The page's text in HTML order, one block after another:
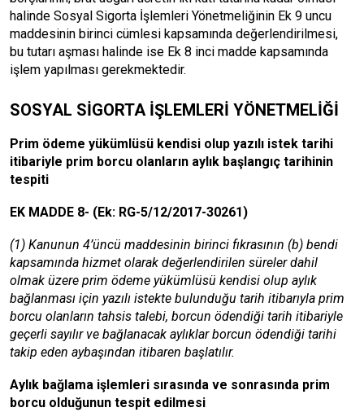
halinde Sosyal Sigorta İşlemleri Yönetmeliğinin Ek 9 uncu
maddesinin birinci cümlesi kapsamında değerlendirilmesi,
bu tutarı aşması halinde ise Ek 8 inci madde kapsamında
işlem yapılması gerekmektedir.
SOSYAL SİGORTA İŞLEMLERİ YÖNETMELİĞİ
Prim ödeme yükümlüsü kendisi olup yazılı istek tarihi
itibariyle prim borcu olanların aylık başlangıç tarihinin
tespiti
EK MADDE 8- (Ek: RG-5/12/2017-30261)
(1) Kanunun 4’üncü maddesinin birinci fıkrasının (b) bendi
kapsamında hizmet olarak değerlendirilen süreler dahil
olmak üzere prim ödeme yükümlüsü kendisi olup aylık
bağlanması için yazılı istekte bulunduğu tarih itibarıyla prim
borcu olanların tahsis talebi, borcun ödendiği tarih itibariyle
geçerli sayılır ve bağlanacak aylıklar borcun ödendiği tarihi
takip eden aybaşından itibaren başlatılır.
Aylık bağlama işlemleri sırasında ve sonrasında prim
borcu olduğunun tespit edilmesi